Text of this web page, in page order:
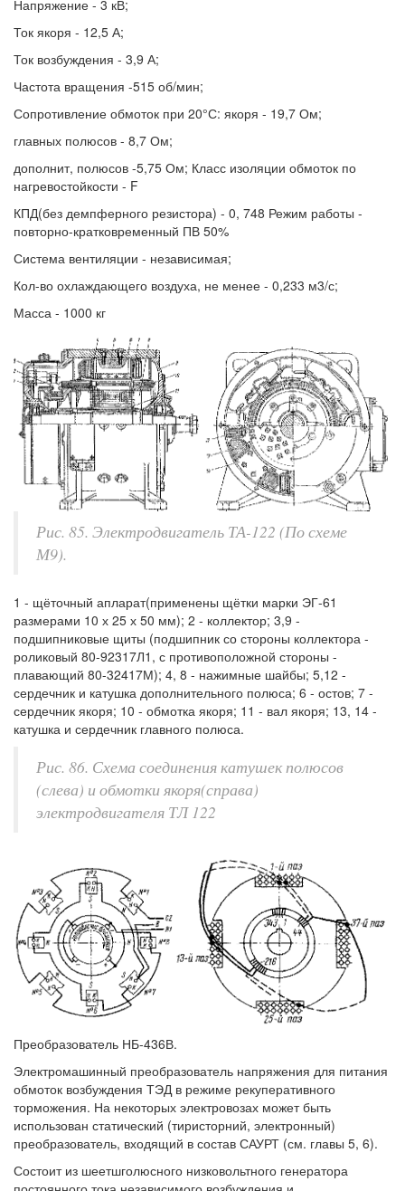
Напряжение - 3 кВ;
Ток якоря - 12,5 А;
Ток возбуждения - 3,9 А;
Частота вращения -515 об/мин;
Сопротивление обмоток при 20°С: якоря - 19,7 Ом;
главных полюсов - 8,7 Ом;
дополнит, полюсов -5,75 Ом; Класс изоляции обмоток по
нагревостойкости - F
КПД(без демпферного резистора) - 0, 748 Режим работы -
повторно-кратковременный ПВ 50%
Система вентиляции - независимая;
Кол-во охлаждающего воздуха, не менее - 0,233 м3/с;
Масса - 1000 кг
Рис. 85. Электродвигатель ТА-122 (По схеме
М9).
1 - щёточный апларат(применены щётки марки ЭГ-61
размерами 10 х 25 х 50 мм); 2 - коллектор; 3,9 -
подшипниковые щиты (подшипник со стороны коллектора -
роликовый 80-92317Л1, с противоположной стороны -
плавающий 80-32417М); 4, 8 - нажимные шайбы; 5,12 -
сердечник и катушка дополнительного полюса; 6 - остов; 7 -
сердечник якоря; 10 - обмотка якоря; 11 - вал якоря; 13, 14 -
катушка и сердечник главного полюса.
Рис. 86. Схема соединения катушек полюсов
(слева) и обмотки якоря(справа)
электродвигателя ТЛ 122
Преобразователь НБ-436В.
Электромашинный преобразователь напряжения для питания
обмоток возбуждения ТЭД в режиме рекуперативного
торможения. На некоторых электровозах может быть
использован статический (тиристорний, электронный)
преобразователь, входящий в состав САУРТ (см. главы 5, 6).
Состоит из шеетшголюсного низковольтного генератора